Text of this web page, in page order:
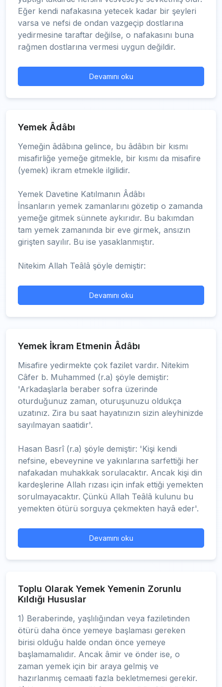
Eğer kendi nafakasına yetecek kadar bir şeyleri
varsa ve nefsi de ondan vazgeçip dostlarına
yedirmesine taraftar değilse, o nafakasını buna
rağmen dostlarına vermesi uygun değildir.
Devamını oku
Yemek Âdâbı
Yemeğin âdâbına gelince, bu âdâbın bir kısmı
misafirliğe yemeğe gitmekle, bir kısmı da misafire
(yemek) ikram etmekle ilgilidir.
Yemek Davetine Katılmanın Âdâbı
İnsanların yemek zamanlarını gözetip o zamanda
yemeğe gitmek sünnete aykırıdır. Bu bakımdan
tam yemek zamanında bir eve girmek, ansızın
girişten sayılır. Bu ise yasaklanmıştır.
Nitekim Allah Teâlâ şöyle demiştir:
Devamını oku
Yemek İkram Etmenin Âdâbı
Misafire yedirmekte çok fazilet vardır. Nitekim
Câfer b. Muhammed (r.a) şöyle demiştir:
'Arkadaşlarla beraber sofra üzerinde
oturduğunuz zaman, oturuşunuzu oldukça
uzatınız. Zira bu saat hayatınızın sizin aleyhinizde
sayılmayan saatidir'.
Hasan Basrî (r.a) şöyle demiştir: 'Kişi kendi
nefsine, ebeveynine ve yakınlarına sarfettiği her
nafakadan muhakkak sorulacaktır. Ancak kişi din
kardeşlerine Allah rızası için infak ettiği yemekten
sorulmayacaktır. Çünkü Allah Teâlâ kulunu bu
yemekten ötürü sorguya çekmekten hayâ eder'.
Devamını oku
Toplu Olarak Yemek Yemenin Zorunlu
Kıldığı Hususlar
1) Beraberinde, yaşlılığından veya faziletinden
ötürü daha önce yemeye başlaması gereken
birisi olduğu halde ondan önce yemeye
başlamamalıdır. Ancak âmir ve önder ise, o
zaman yemek için bir araya gelmiş ve
hazırlanmış cemaati fazla bekletmemesi gerekir.